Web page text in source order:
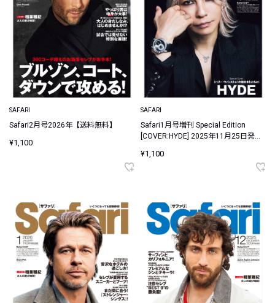
SAFARI
Safari2月号2026年【送料無料】
¥1,100
SAFARI
Safari1月号増刊 Special Edition
[COVER:HYDE] 2025年11月25日発売
¥1,100